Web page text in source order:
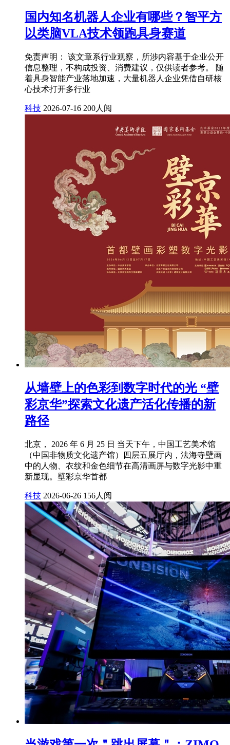
国内知名机器人企业有哪些？智平方
以类脑VLA技术领跑具身赛道
免责声明： 该文章系行业观察，所涉内容基于企业公开
信息整理，不构成投资、消费建议，仅供读者参考。 随
着具身智能产业落地加速，大量机器人企业凭借自研核
心技术打开多行业
科技 2026-07-16 200人阅
从墙壁上的色彩到数字时代的光 “壁
彩京华”探索文化遗产活化传播的新
路径
北京， 2026 年 6 月 25 日 当天下午，中国工艺美术馆
（中国非物质文化遗产馆）四层五展厅内，法海寺壁画
中的人物、衣纹和金色细节在高清画屏与数字光影中重
新显现。壁彩京华首都
科技 2026-06-26 156人阅